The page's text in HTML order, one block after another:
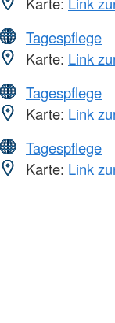
Tagespflege
Karte: Link
Tagespflege
Karte: Link
Tagespflege
Karte: Link